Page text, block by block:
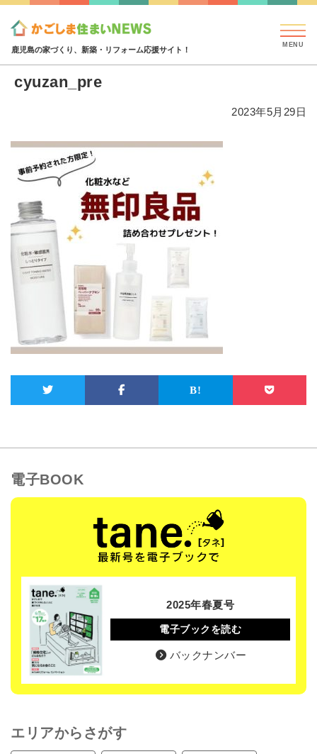
鹿児島の家づくり、新築・リフォーム応援サイト！
cyuzan_pre
2023年5月29日
電子BOOK
2025年春夏号
電子ブックを読む
バックナンバー
エリアからさがす